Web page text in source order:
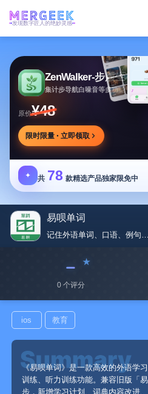
发现数字匠人的绝妙灵感
ZenWalker-步履生花
集计步导航白噪音等多功能于一体的健康应用
原价¥48
限时限量 · 立即领取
✦ 共 78 款精选产品独家限免中
易呗单词
记住外语单词、口语、例句，.....
﹣
0 个评分
ios 教育
《易呗单词》是一款高效的外语学
训练、听力训练功能。兼容旧版「
步，新增学习计划、词典内容改进